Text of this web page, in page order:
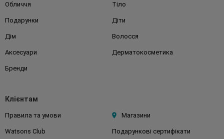
Обличчя Тіло
Подарунки Діти
Дім Волосся
Аксесуари Дерматокосметика
Бренди
Клієнтам
Правила та умови Магазини
Watsons Club Подарункові сертифікати